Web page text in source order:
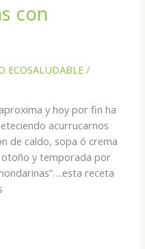
con
ECOSALUDABLE /
y hoy por fin ha
acurrucarnos
de caldo, sopa ó crema
otoño y temporada por
receta